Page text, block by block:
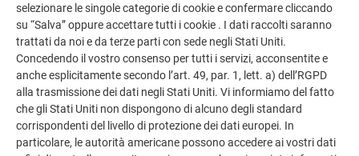
SCAGLIA PER FACCIATA 29 × 29
La scaglia per facciata 29 × 29 offre un armonioso
effetto a scaglie e colpisce per la sua robustezza,
durata e versatilità di progettazione per ogni progetto
edilizio.
Disponibile come combinazione tetto/facciata
selezionare le singole categorie di cookie e confermare cliccando
su “Salva” oppure accettare tutti i cookie . I dati raccolti saranno
trattati da noi e da terze parti con sede negli Stati Uniti.
Concedendo il vostro consenso per tutti i servizi, acconsentite e
anche esplicitamente secondo l’art. 49, par. 1, lett. a) dell’RGPD
alla trasmissione dei dati negli Stati Uniti. Vi informiamo del fatto
che gli Stati Uniti non dispongono di alcuno degli standard
corrispondenti del livello di protezione dei dati europei. In
particolare, le autorità americane possono accedere ai vostri dati